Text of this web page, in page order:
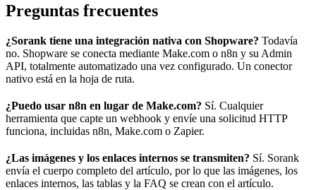
Preguntas frecuentes
¿Sorank tiene una integración nativa con Shopware? Todavía
no. Shopware se conecta mediante Make.com o n8n y su Admin
API, totalmente automatizado una vez configurado. Un conector
nativo está en la hoja de ruta.
¿Puedo usar n8n en lugar de Make.com? Sí. Cualquier
herramienta que capte un webhook y envíe una solicitud HTTP
funciona, incluidas n8n, Make.com o Zapier.
¿Las imágenes y los enlaces internos se transmiten? Sí. Sorank
envía el cuerpo completo del artículo, por lo que las imágenes, los
enlaces internos, las tablas y la FAQ se crean con el artículo.